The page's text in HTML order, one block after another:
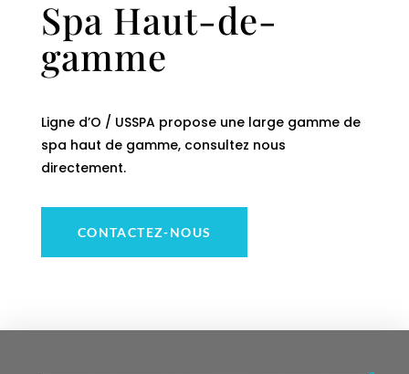
Spa Haut-de-
gamme
Ligne d’O / USSPA propose une large gamme de
spa haut de gamme, consultez nous
directement.
CONTACTEZ-NOUS